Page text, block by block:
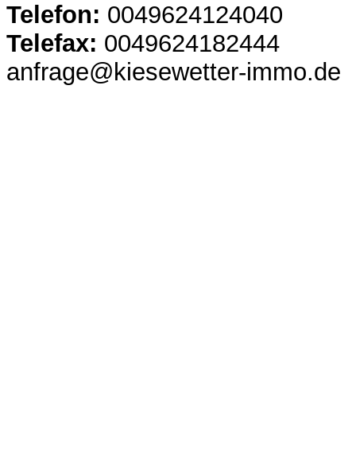
Telefon: 0049624124040
Telefax: 0049624182444
anfrage@kiesewetter-immo.de